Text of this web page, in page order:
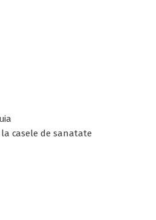
casele de sanatate